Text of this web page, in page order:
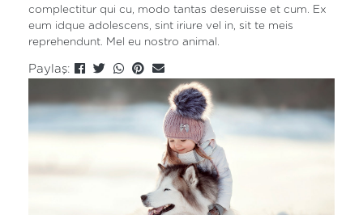
complectitur qui cu, modo tantas deseruisse et cum. Ex
eum idque adolescens, sint iriure vel in, sit te meis
reprehendunt. Mel eu nostro animal.
Paylaş: